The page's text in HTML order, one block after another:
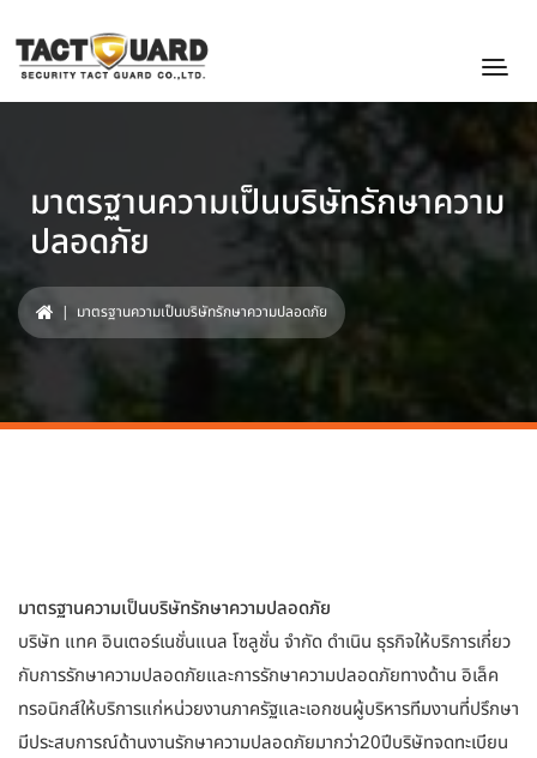
มาตรฐานความเป็นบริษัทรักษาความ
ปลอดภัย
| มาตรฐานความเป็นบริษัทรักษาความปลอดภัย
มาตรฐานความเป็นบริษัทรักษาความปลอดภัย
บริษัท แทค อินเตอร์เนชั่นแนล โซลูชั่น จำกัด ดำเนิน ธุรกิจให้บริการเกี่ยว
กับการรักษาความปลอดภัยและการรักษาความปลอดภัยทางด้าน อิเล็ค
ทรอนิกส์ให้บริการแก่หน่วยงานภาครัฐและเอกชนผู้บริหารทีมงานที่ปรึกษา
มีประสบการณ์ด้านงานรักษาความปลอดภัยมากว่า20ปีบริษัทจดทะเบียน